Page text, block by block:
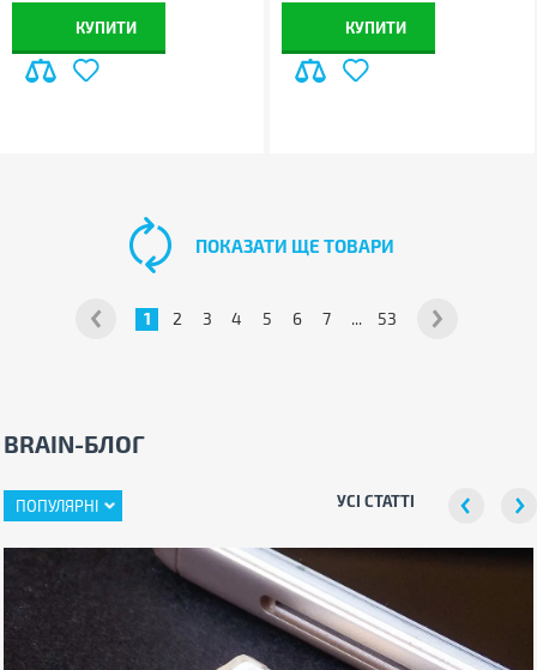
КУПИТИ КУПИТИ
1 2 3 4 5 6 7 ... 53
ПОКАЗАТИ ЩЕ ТОВАРИ
BRAIN-БЛОГ
ПОПУЛЯРНІ УСІ СТАТТІ